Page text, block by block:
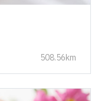
508.56km